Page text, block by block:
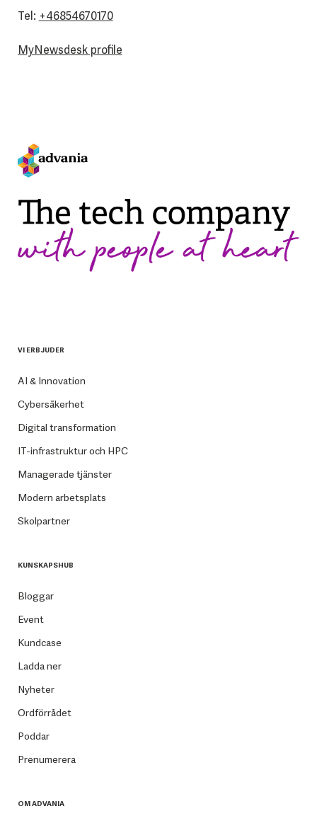
Tel: +46854670170
MyNewsdesk profile
VI ERBJUDER
AI & Innovation
Cybersäkerhet
Digital transformation
IT-infrastruktur och HPC
Managerade tjänster
Modern arbetsplats
Skolpartner
KUNSKAPSHUB
Bloggar
Event
Kundcase
Ladda ner
Nyheter
Ordförrådet
Poddar
Prenumerera
OM ADVANIA